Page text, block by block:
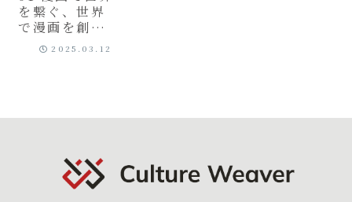
を繋ぐ、世界
で漫画を創る
Culture
Weaverの挑
2025.03.12